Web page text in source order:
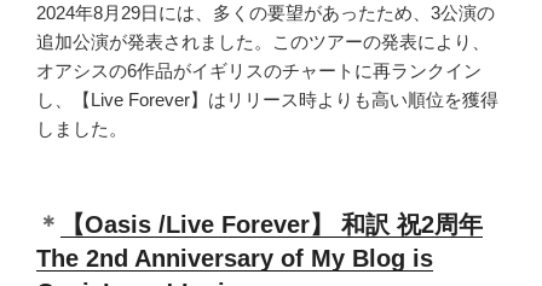
2024年8月29日には、多くの要望があったため、3公演の
追加公演が発表されました。このツアーの発表により、
オアシスの6作品がイギリスのチャートに再ランクイン
し、【Live Forever】はリリース時よりも高い順位を獲得
しました。
＊
【Oasis /Live Forever】 和訳 祝2周年
The 2nd Anniversary of My Blog is